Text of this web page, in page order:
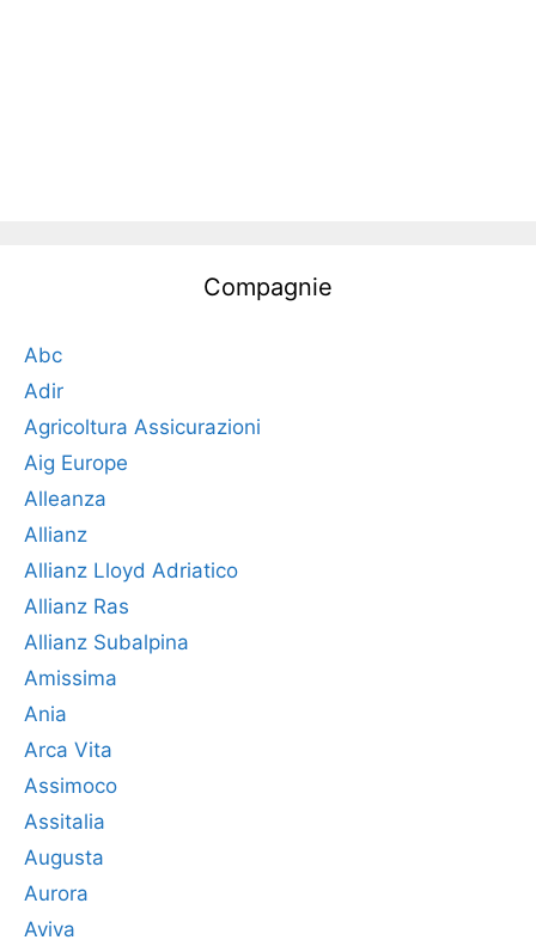
Compagnie
Abc
Adir
Agricoltura Assicurazioni
Aig Europe
Alleanza
Allianz
Allianz Lloyd Adriatico
Allianz Ras
Allianz Subalpina
Amissima
Ania
Arca Vita
Assimoco
Assitalia
Augusta
Aurora
Aviva